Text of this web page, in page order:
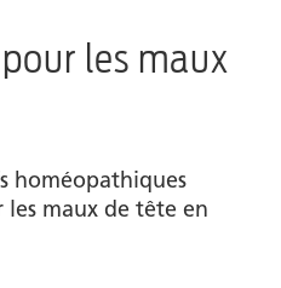
les maux
homéopathiques
maux de tête en